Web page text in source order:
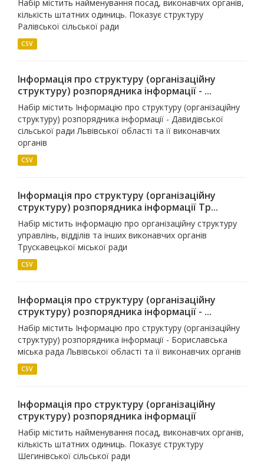
Набір містить найменування посад, виконавчих органів,
кількість штатних одиниць. Показує структуру
Ралівської сільської ради
CSV
Інформація про структуру (організаційну
структуру) розпорядника інформації - ...
Набір містить Інформацію про структуру (організаційну
структуру) розпорядника інформації - Давидівської
сільської ради Львівської області та її виконавчих
органів
CSV
Інформація про структуру (організаційну
структуру) розпорядника інформації Тр...
Набір містить інформацію про організаційну структуру
управлінь, відділів та інших виконавчих органів
Трускавецької міської ради
CSV
Інформація про структуру (організаційну
структуру) розпорядника інформації - ...
Набір містить Інформацію про структуру (організаційну
структуру) розпорядника інформації - Бориславська
міська рада Львівської області та її виконавчих органів
CSV
Інформація про структуру (організаційну
структуру) розпорядника інформації
Набір містить найменування посад, виконавчих органів,
кількість штатних одиниць. Показує структуру
Шегинівської сільської ради